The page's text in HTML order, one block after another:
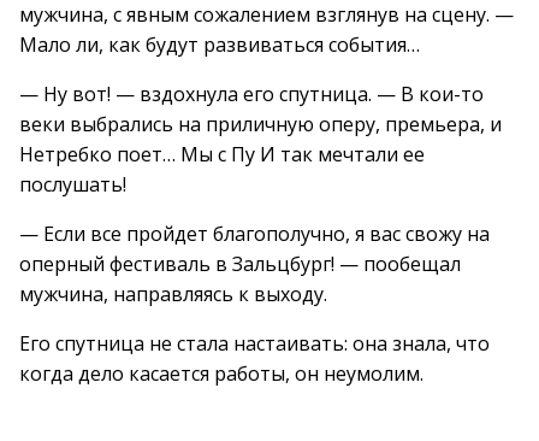
мужчина, с явным сожалением взглянув на сцену. —
Мало ли, как будут развиваться события…
— Ну вот! — вздохнула его спутница. — В кои-то
веки выбрались на приличную оперу, премьера, и
Нетребко поет… Мы с Пу И так мечтали ее
послушать!
— Если все пройдет благополучно, я вас свожу на
оперный фестиваль в Зальцбург! — пообещал
мужчина, направляясь к выходу.
Его спутница не стала настаивать: она знала, что
когда дело касается работы, он неумолим.